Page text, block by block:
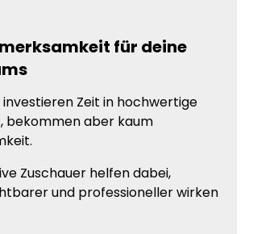
für deine
investieren Zeit in hochwertige
bekommen aber kaum
Zuschauer helfen dabei,
und professioneller wirken